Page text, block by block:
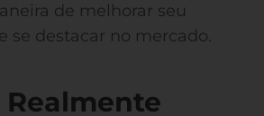
de melhorar seu
se destacar no mercado.
Realmente